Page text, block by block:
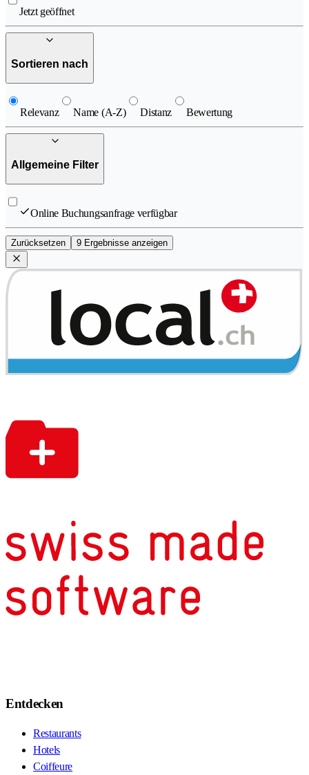
Jetzt geöffnet
Sortieren nach
Relevanz Name (A-Z) Distanz Bewertung
Allgemeine Filter
Online Buchungsanfrage verfügbar
Zurücksetzen 9 Ergebnisse anzeigen
Entdecken
Restaurants
Hotels
Coiffeure